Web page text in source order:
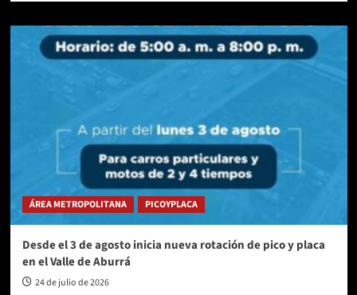
ÁREA METROPOLITANA PICOYPLACA
Desde el 3 de agosto inicia nueva rotación de pico y placa
en el Valle de Aburrá
24 de julio de 2026